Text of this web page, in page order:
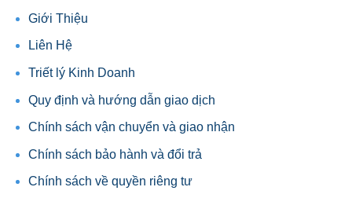
Giới Thiệu
Liên Hệ
Triết lý Kinh Doanh
Quy định và hướng dẫn giao dịch
Chính sách vận chuyển và giao nhận
Chính sách bảo hành và đổi trả
Chính sách về quyền riêng tư